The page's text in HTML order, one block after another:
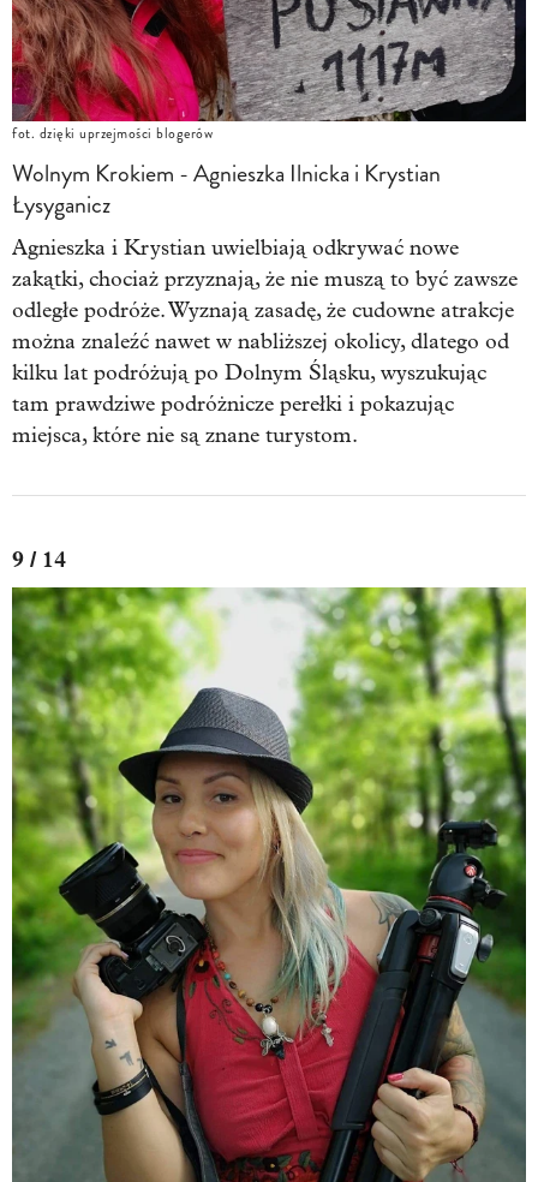
fot. dzięki uprzejmości blogerów
Wolnym Krokiem - Agnieszka Ilnicka i Krystian
Łysyganicz
Agnieszka i Krystian uwielbiają odkrywać nowe
zakątki, chociaż przyznają, że nie muszą to być zawsze
odległe podróże. Wyznają zasadę, że cudowne atrakcje
można znaleźć nawet w nabliższej okolicy, dlatego od
kilku lat podróżują po Dolnym Śląsku, wyszukując
tam prawdziwe podróżnicze perełki i pokazując
miejsca, które nie są znane turystom.
9 / 14